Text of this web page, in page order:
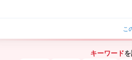
こ
キーワード